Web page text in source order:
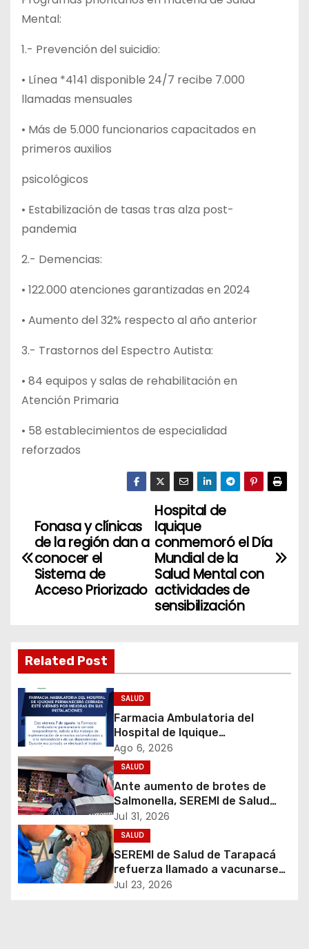
Mental:
1.- Prevención del suicidio:
• Línea *4141 disponible 24/7 recibe 7.000
llamadas mensuales
• Más de 5.000 funcionarios capacitados en
primeros auxilios
psicológicos
• Estabilización de tasas tras alza post-
pandemia
2.- Demencias:
• 122.000 atenciones garantizadas en 2024
• Aumento del 32% respecto al año anterior
3.- Trastornos del Espectro Autista:
• 84 equipos y salas de rehabilitación en
Atención Primaria
• 58 establecimientos de especialidad
reforzados
N
a
a
c
i
ó
n
d
e
e
Hospital de
Iquique
conmemoró el Día
Mundial de la
Salud Mental con
actividades de
sensibilización
Fonasa y clínicas
de la región dan a
conocer el
Sistema de
Acceso Priorizado
Related Post
SALUD
Farmacia Ambulatoria del
Hospital de Iquique
permanecerá cerrada este
viernes por mejoras en sus
instalaciones
Ago 6, 2026
SALUD
Ante aumento de brotes de
Salmonella, SEREMI de Salud
refuerza prohibición del uso de
huevos crudos
Jul 31, 2026
SALUD
SEREMI de Salud de Tarapacá
refuerza llamado a vacunarse
tras ampliación de campaña
Jul 23, 2026